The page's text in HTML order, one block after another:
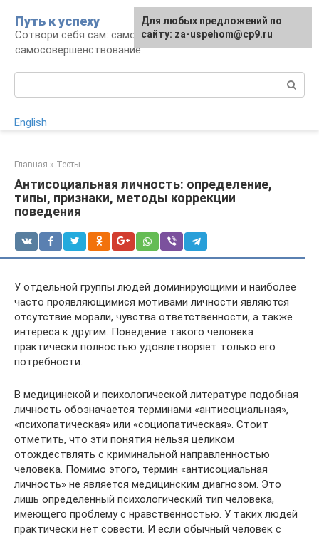
контенту
Путь к успеху
Сотвори себя сам: саморазвитие и
самосовершенствование
English
Главная » Тесты
Антисоциальная личность: определение,
типы, признаки, методы коррекции
поведения
У отдельной группы людей доминирующими и наиболее
часто проявляющимися мотивами личности являются
отсутствие морали, чувства ответственности, а также
интереса к другим. Поведение такого человека
практически полностью удовлетворяет только его
потребности.
В медицинской и психологической литературе подобная
личность обозначается терминами «антисоциальная»,
«психопатическая» или «социопатическая». Стоит
отметить, что эти понятия нельзя целиком
отождествлять с криминальной направленностью
человека. Помимо этого, термин «антисоциальная
личность» не является медицинским диагнозом. Это
лишь определенный психологический тип человека,
имеющего проблему с нравственностью. У таких людей
практически нет совести. И если обычный человек с
Для любых предложений по
сайту: za-uspehom@cp9.ru